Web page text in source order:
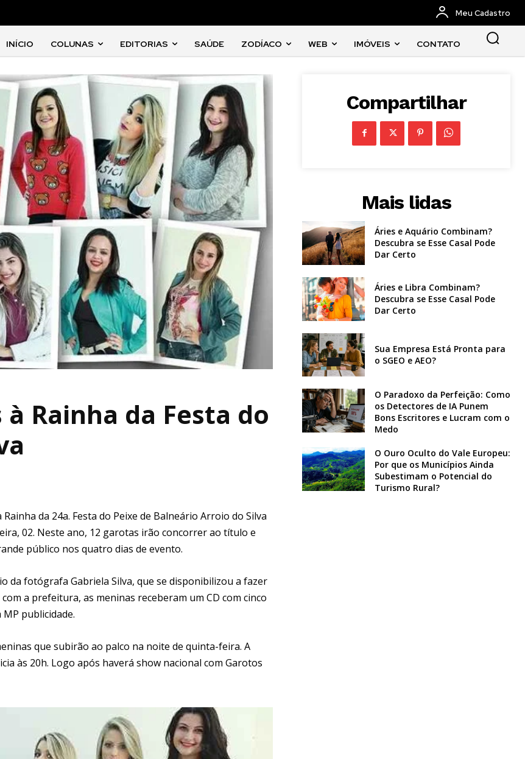
Meu Cadastro
INÍCIO COLUNAS EDITORIAS SAÚDE ZODÍACO WEB IMÓVEIS CONTATO
Rainha da Festa do
da 24a. Festa do Peixe de Balneário Arroio do Silva
02. Neste ano, 12 garotas irão concorrer ao título e
público nos quatro dias de evento.
da fotógrafa Gabriela Silva, que se disponibilizou a fazer
a prefeitura, as meninas receberam um CD com cinco
publicidade.
que subirão ao palco na noite de quinta-feira. A
às 20h. Logo após haverá show nacional com Garotos
Compartilhar
Mais lidas
Áries e Aquário Combinam?
Descubra se Esse Casal Pode
Dar Certo
Áries e Libra Combinam?
Descubra se Esse Casal Pode
Dar Certo
Sua Empresa Está Pronta para
o SGEO e AEO?
O Paradoxo da Perfeição: Como
os Detectores de IA Punem
Bons Escritores e Lucram com o
Medo
O Ouro Oculto do Vale Europeu:
Por que os Municípios Ainda
Subestimam o Potencial do
Turismo Rural?